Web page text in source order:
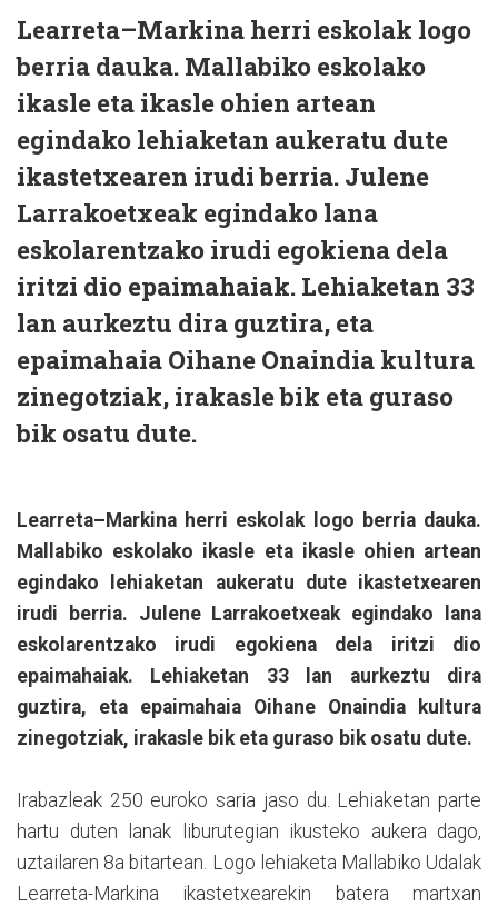
Learreta–Markina herri eskolak logo
berria dauka. Mallabiko eskolako
ikasle eta ikasle ohien artean
egindako lehiaketan aukeratu dute
ikastetxearen irudi berria. Julene
Larrakoetxeak egindako lana
eskolarentzako irudi egokiena dela
iritzi dio epaimahaiak. Lehiaketan 33
lan aurkeztu dira guztira, eta
epaimahaia Oihane Onaindia kultura
zinegotziak, irakasle bik eta guraso
bik osatu dute.
Learreta–Markina herri eskolak logo berria dauka.
Mallabiko eskolako ikasle eta ikasle ohien artean
egindako lehiaketan aukeratu dute ikastetxearen
irudi berria. Julene Larrakoetxeak egindako lana
eskolarentzako irudi egokiena dela iritzi dio
epaimahaiak. Lehiaketan 33 lan aurkeztu dira
guztira, eta epaimahaia Oihane Onaindia kultura
zinegotziak, irakasle bik eta guraso bik osatu dute.
Irabazleak 250 euroko saria jaso du. Lehiaketan parte
hartu duten lanak liburutegian ikusteko aukera dago,
uztailaren 8a bitartean. Logo lehiaketa Mallabiko Udalak
Learreta-Markina ikastetxearekin batera martxan